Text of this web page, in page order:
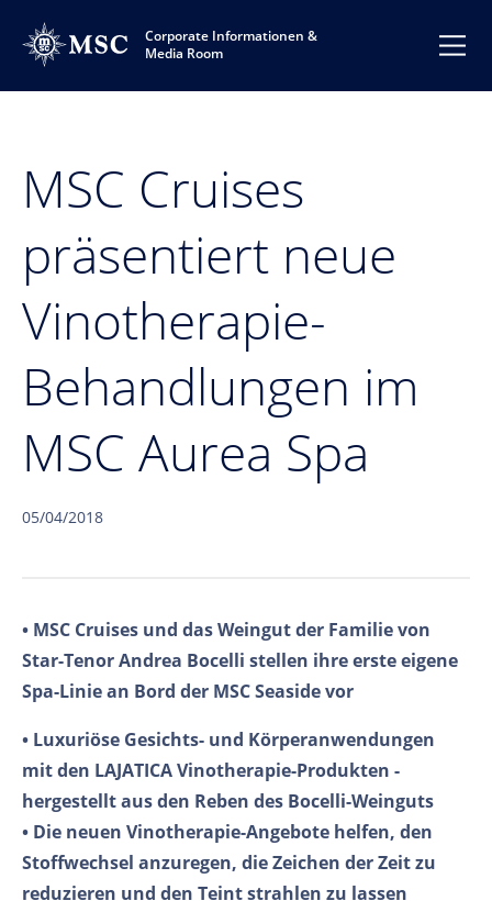
Corporate Informationen &
Media Room
MSC Cruises
präsentiert neue
Vinotherapie-
Behandlungen im
MSC Aurea Spa
05/04/2018
• MSC Cruises und das Weingut der Familie von
Star-Tenor Andrea Bocelli stellen ihre erste eigene
Spa-Linie an Bord der MSC Seaside vor
• Luxuriöse Gesichts- und Körperanwendungen
mit den LAJATICA Vinotherapie-Produkten -
hergestellt aus den Reben des Bocelli-Weinguts
• Die neuen Vinotherapie-Angebote helfen, den
Stoffwechsel anzuregen, die Zeichen der Zeit zu
reduzieren und den Teint strahlen zu lassen